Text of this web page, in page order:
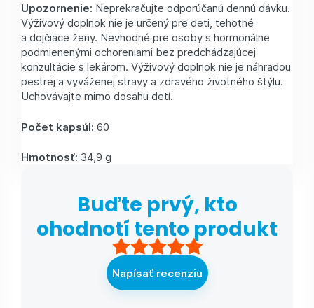
Upozornenie: Neprekračujte odporúčanú dennú dávku.
Výživový doplnok nie je určený pre deti, tehotné
a dojčiace ženy. Nevhodné pre osoby s hormonálne
podmienenými ochoreniami bez predchádzajúcej
konzultácie s lekárom. Výživový doplnok nie je náhradou
pestrej a vyváženej stravy a zdravého životného štýlu.
Uchovávajte mimo dosahu detí.
Počet kapsúl: 60
Hmotnosť: 34,9 g
Buďte prvý, kto
ohodnotí tento produkt
Napísať recenziu